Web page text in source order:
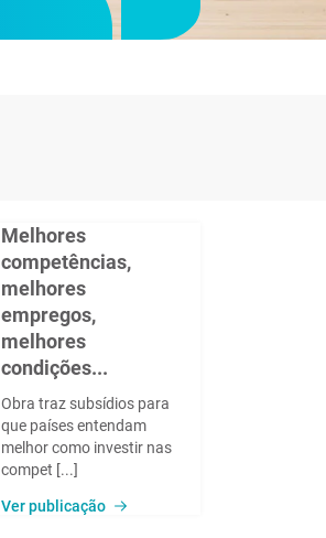
Melhores
competências,
melhores
empregos,
melhores
condições...
Obra traz subsídios para
que países entendam
melhor como investir nas
compet [...]
Ver publicação